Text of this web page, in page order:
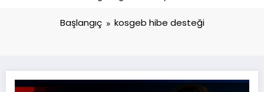
Başlangıç kosgeb hibe desteği